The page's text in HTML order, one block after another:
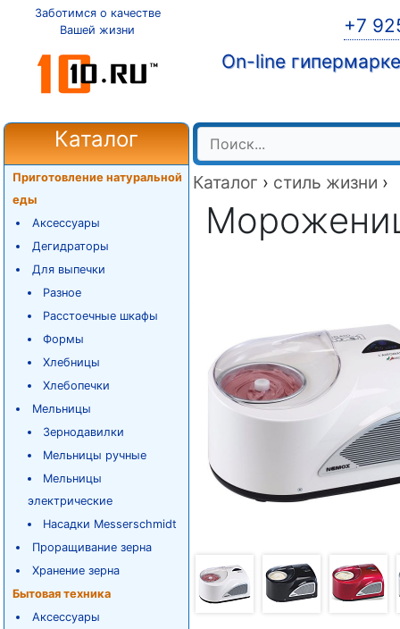
Заботимся о качестве
Вашей жизни
+7
On-line
Каталог
Приготовление натуральной
еды
Аксессуары
Дегидраторы
Для выпечки
Разное
Расстоечные шкафы
Формы
Хлебницы
Хлебопечки
Мельницы
Зернодавилки
Мельницы ручные
Мельницы
электрические
Насадки Messerschmidt
Проращивание зерна
Хранение зерна
Бытовая техника
Аксессуары
Каталог › стиль жизни ›